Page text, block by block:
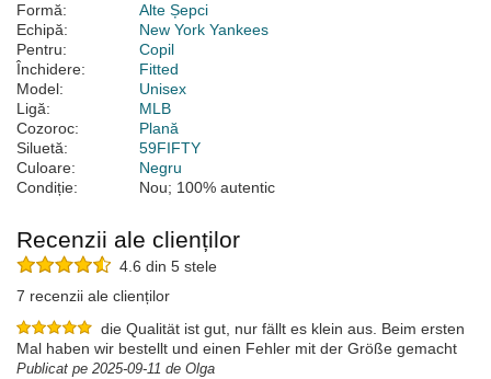
Formă:
Alte Șepci
Echipă:
New York Yankees
Pentru:
Copil
Închidere:
Fitted
Model:
Unisex
Ligă:
MLB
Cozoroc:
Plană
Siluetă:
59FIFTY
Culoare:
Negru
Condiție:
Nou; 100% autentic
Recenzii ale clienților
4.6 din 5 stele
7 recenzii ale clienților
die Qualität ist gut, nur fällt es klein aus. Beim ersten
Mal haben wir bestellt und einen Fehler mit der Größe gemacht
Publicat pe 2025-09-11 de Olga